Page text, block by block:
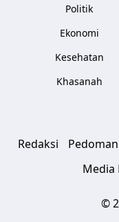
Politik
Ekonomi
Kesehatan
Khasanah
Redaksi
Media
©